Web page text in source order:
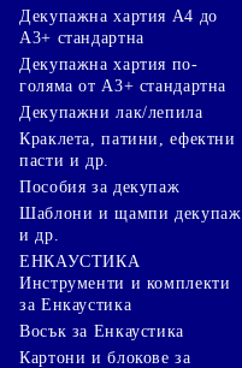
Декупажна хартия А4 до
А3+ стандартна
Декупажна хартия по-
голяма от А3+ стандартна
Декупажни лак/лепила
Краклета, патини, ефектни
пасти и др.
Пособия за декупаж
Шаблони и щампи декупаж
и др.
ЕНКАУСТИКА
Инструменти и комплекти
за Енкаустика
Восък за Енкаустика
Картони и блокове за